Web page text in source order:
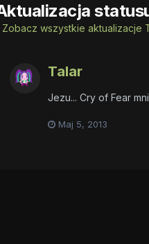
wszystkie aktualizacje
Talar
Jezu... Cry of Fear
Maj 5, 2013